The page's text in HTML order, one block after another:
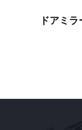
ドアミ